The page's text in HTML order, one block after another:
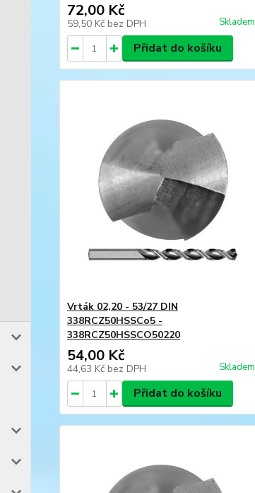
72,00 Kč
59,50 Kč bez DPH Skladem
Přidat do košíku
Vrták 02,20 - 53/27 DIN
338RCZ50HSSCo5 -
338RCZ50HSSCO50220
54,00 Kč
44,63 Kč bez DPH Skladem
Přidat do košíku